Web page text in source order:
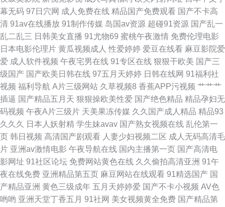
网站 欧洲精品永久入口 91少妇福利姬 欧美操逼熟妇 美女奸三级 在线观看国
产成年 精品综合国浮 亚洲老司机网 超碰爱久 免费的黄色网 亚洲在线男人天
堂 成人免费淫 欧美变态另类在线 91视频免费网站 国模日韩国产 午夜爽爽影
院 岛国黄色 欧美另类性爱 91老司机精品
幕无码 97日穴网 成人免费在线 精品国产免费观看 国产不卡高
清 91av在线播放 91制作传媒 岛国av资源 超碰91资源 国产乱一
乱二乱三 日韩美女直播 91尤物69 蜜桃午夜激情 免费伦理电影
日本电影伦理片 黄瓜视频成人 性爱婷婷 爱豆在线看 麻豆影院爱
爱 成人软件视频 午夜宅男在线 91专区在线 狠狠干欧美 国产三
级国产 国产欧美日韩在线 97五月天婷婷 日韩在线网 91福利社
视频 福利导航 A片三级网站 久草视频8 香蕉APP污视频 艹艹艹
插逼 国产精品五月天 狠狠操欧美性爱 国产绝色精品 精品孕妇无
码视频 午夜A片三级片 天美果冻传媒 久久国产成人精品 精品93
久久久
日本人妖射精 学生妹avav 国产熟女视频在线 乱伦第一
页 韩日视频 高清国产剧观看 人妻少妇视频二区 成人无码高清毛
片 亚洲av激情电影 午夜导航在线 国内主播第一页 国产高清电
影网址 91社区论坛 免费网站黄色在线 久久偷拍高清亚洲 91午
夜在线免费 亚洲精品第五页 麻豆网站在线观看 91精选国产 国
产精品亚洲 黄色三级成年 五月天婷婷爱 国产不卡小视频 AV色
哟哟 亚洲天堂丁香五月 91社网 美女视频黄全免费 国产精品第